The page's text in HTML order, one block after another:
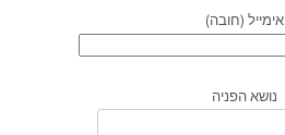
אימייל (חובה)
נושא הפניה